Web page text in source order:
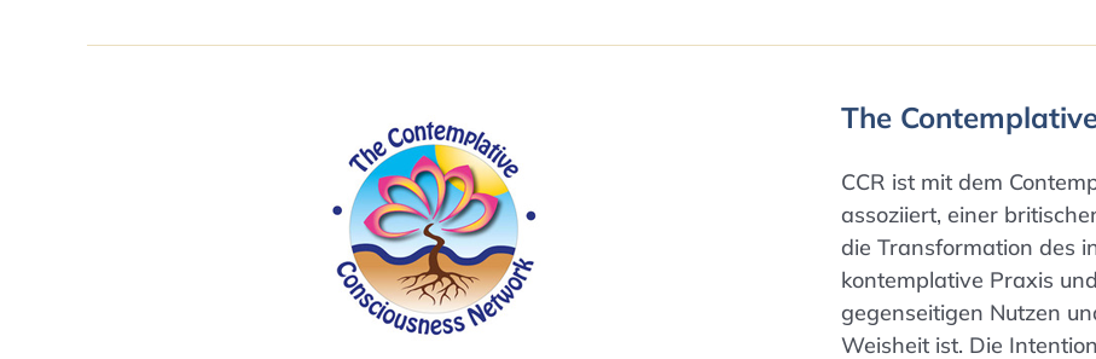
The
CCR ist mit dem
assoziiert, einer
die Transformation des
kontemplative Praxis
gegenseitigen Nutzen
Weisheit ist. Die